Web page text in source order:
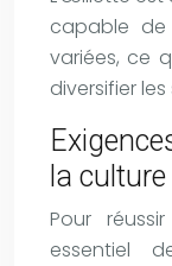
capable de
variées, ce
diversifier
la
Pour
essentiel